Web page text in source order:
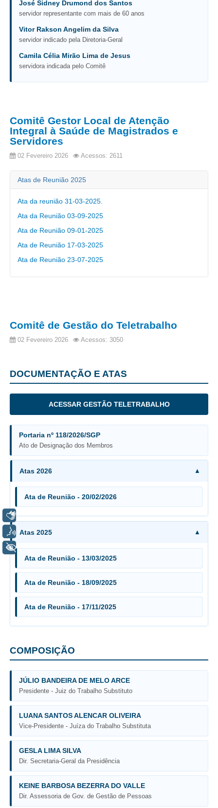
PJE
Plantão Judiciário
Cadastrar Processos
Listar Processos
Portal Conciliação
Inscrição para mediação e conciliação – Cejusc 1º e 2º
Eventos
Portal Execução
Portal Proad
Portal dos Precatórios e Requisições de
Pequeno Valor
Programa Aprendizagem
Protocolo Eletrônico
Suspensão e Prorrogação de Prazos
Busca Geral
Portal de Doações do TRT11
Estatísticas
Editais de Credenciamento
Pontos de Inclusão Digital
Conexão Inclusiva
Inscrições
Informe de Rendimentos - 2026
Notícias
Todas as Notícias
Buscar Notícias
Campanhas
Galeria de Fotos
Redes Sociais
Logomarca
Jurisprudência
Consulta Jurisprudencial
Súmulas
Precedentes e Ações Coletivas
Centro de Inteligência
Unidade de Monitoramento e Fiscalização - UMF
Assédio Eleitoral
Gestão
Audiências e Sessões
José Sidney Drumond dos Santos
servidor representante com mais de 60 anos
Vitor Rakson Angelim da Silva
servidor indicado pela Diretoria-Geral
Camila Célia Mirão Lima de Jesus
servidora indicada pelo Comitê
Comitê Gestor Local de Atenção
Integral à Saúde de Magistrados e
Servidores
02 Fevereiro 2026 Acessos: 2611
Atas de Reunião 2025
Ata da reunião 31-03-2025.
Ata da Reunião 03-09-2025
Ata de Reunião 09-01-2025
Ata de Reunião 17-03-2025
Ata de Reunião 23-07-2025
Comitê de Gestão do Teletrabalho
02 Fevereiro 2026 Acessos: 3050
DOCUMENTAÇÃO E ATAS
ACESSAR GESTÃO TELETRABALHO
Portaria nº 118/2026/SGP
Ato de Designação dos Membros
Atas 2026
Ata de Reunião - 20/02/2026
Atas 2025
Ata de Reunião - 13/03/2025
Ata de Reunião - 18/09/2025
Ata de Reunião - 17/11/2025
COMPOSIÇÃO
JÚLIO BANDEIRA DE MELO ARCE
Presidente - Juiz do Trabalho Substituto
LUANA SANTOS ALENCAR OLIVEIRA
Vice-Presidente - Juíza do Trabalho Substituta
GESLA LIMA SILVA
Dir. Secretaria-Geral da Presidência
KEINE BARBOSA BEZERRA DO VALLE
Dir. Assessoria de Gov. de Gestão de Pessoas
Libras
Voz
+ Acessibilidade